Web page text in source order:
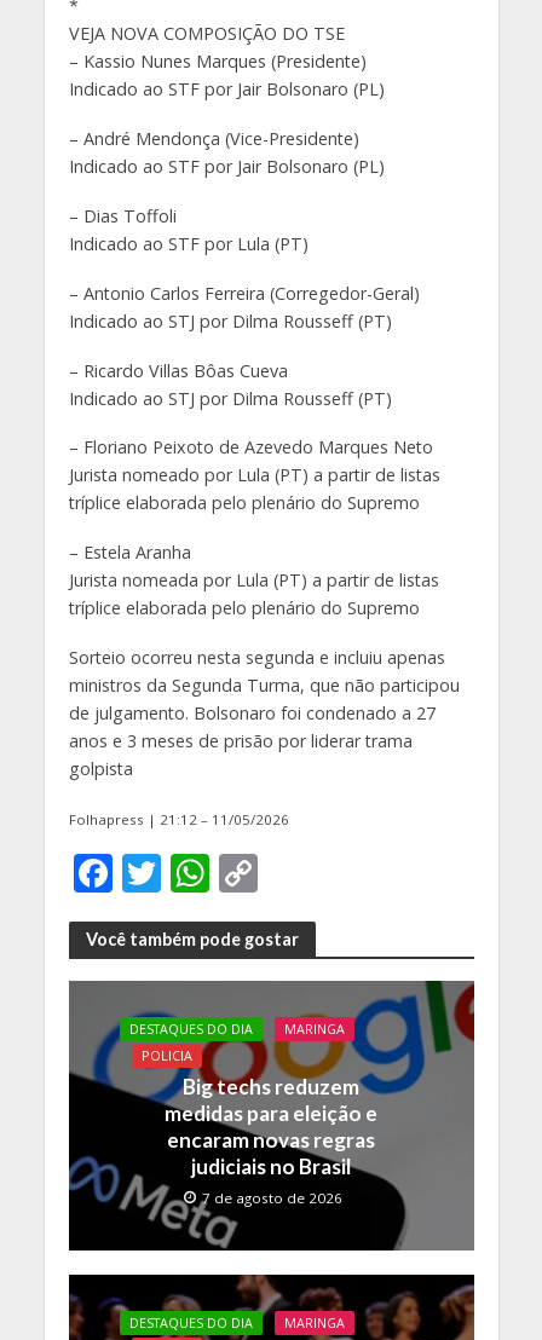
*
VEJA NOVA COMPOSIÇÃO DO TSE
– Kassio Nunes Marques (Presidente)
Indicado ao STF por Jair Bolsonaro (PL)
– André Mendonça (Vice-Presidente)
Indicado ao STF por Jair Bolsonaro (PL)
– Dias Toffoli
Indicado ao STF por Lula (PT)
– Antonio Carlos Ferreira (Corregedor-Geral)
Indicado ao STJ por Dilma Rousseff (PT)
– Ricardo Villas Bôas Cueva
Indicado ao STJ por Dilma Rousseff (PT)
– Floriano Peixoto de Azevedo Marques Neto
Jurista nomeado por Lula (PT) a partir de listas
tríplice elaborada pelo plenário do Supremo
– Estela Aranha
Jurista nomeada por Lula (PT) a partir de listas
tríplice elaborada pelo plenário do Supremo
Sorteio ocorreu nesta segunda e incluiu apenas
ministros da Segunda Turma, que não participou
de julgamento. Bolsonaro foi condenado a 27
anos e 3 meses de prisão por liderar trama
golpista
Folhapress | 21:12 – 11/05/2026
F
ac
e
b
o
o
k
T
w
itt
er
W
h
at
s
A
p
p
C
o
p
y
Li
n
k
Você também pode gostar
DESTAQUES DO DIA
MARINGA
POLICIA
Big techs reduzem
medidas para eleição e
encaram novas regras
judiciais no Brasil
7 de agosto de 2026
DESTAQUES DO DIA
MARINGA